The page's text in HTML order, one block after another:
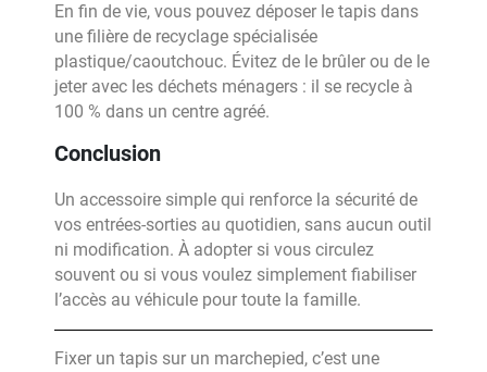
En fin de vie, vous pouvez déposer le tapis dans
une filière de recyclage spécialisée
plastique/caoutchouc. Évitez de le brûler ou de le
jeter avec les déchets ménagers : il se recycle à
100 % dans un centre agréé.
Conclusion
Un accessoire simple qui renforce la sécurité de
vos entrées-sorties au quotidien, sans aucun outil
ni modification. À adopter si vous circulez
souvent ou si vous voulez simplement fiabiliser
l’accès au véhicule pour toute la famille.
Fixer un tapis sur un marchepied, c’est une